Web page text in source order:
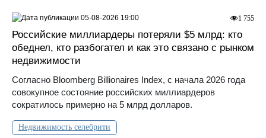
Российские миллиардеры потеряли $5 млрд: кто
обеднел, кто разбогател и как это связано с рынком
недвижимости
Согласно Bloomberg Billionaires Index, с начала 2026 года
совокупное состояние российских миллиардеров
сократилось примерно на 5 млрд долларов.
Недвижимость селебрити
1 755
05-08-2026 19:00